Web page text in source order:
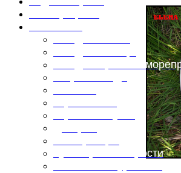
Блюда из рыбы и
Кулинарные хитрости